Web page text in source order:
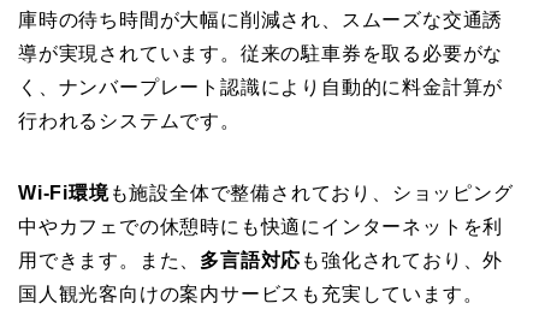
庫時の待ち時間が大幅に削減され、スムーズな交通誘
導が実現されています。従来の駐車券を取る必要がな
く、ナンバープレート認識により自動的に料金計算が
行われるシステムです。
Wi-Fi環境も施設全体で整備されており、ショッピング
中やカフェでの休憩時にも快適にインターネットを利
用できます。また、 多言語対応 も強化されており、外
国人観光客向けの案内サービスも充実しています。